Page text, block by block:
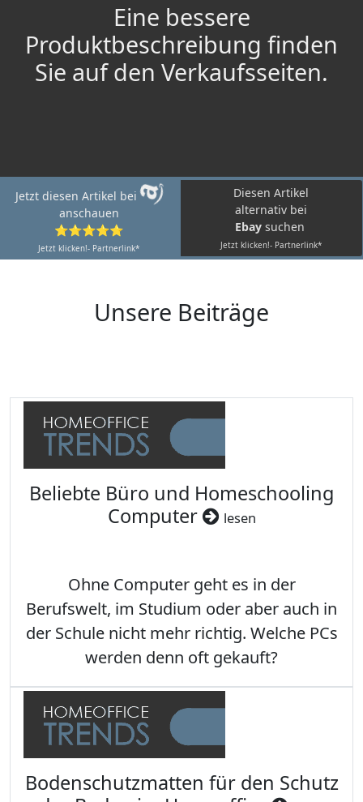
Eine bessere
Produktbeschreibung finden
Sie auf den Verkaufsseiten.
Jetzt diesen Artikel bei
anschauen
⭐⭐⭐⭐⭐
Jetzt klicken!- Partnerlink*
Diesen Artikel
alternativ bei
Ebay suchen
Jetzt klicken!- Partnerlink*
Unsere Beiträge
Beliebte Büro und Homeschooling
Computer
lesen
Ohne Computer geht es in der
Berufswelt, im Studium oder aber auch in
der Schule nicht mehr richtig. Welche PCs
werden denn oft gekauft?
Bodenschutzmatten für den Schutz